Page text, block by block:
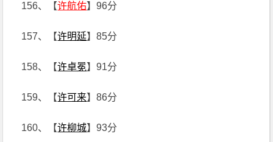
156、【许航佑】96分
157、【许明延】85分
158、【许卓冕】91分
159、【许可来】86分
160、【许柳城】93分